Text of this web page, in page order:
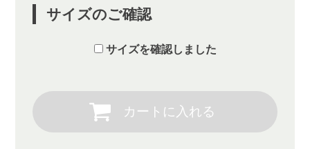
サイズのご確認
サイズを確認しました